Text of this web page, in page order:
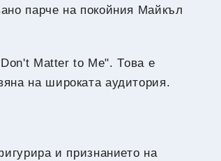
парче на покойния Майкъл
Matter to Me". Това е
на широката аудитория.
и признанието на